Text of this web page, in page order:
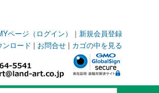
ページ（ログイン） ｜ 新規会員登録
ンロード | お問合せ | カゴの中を見る